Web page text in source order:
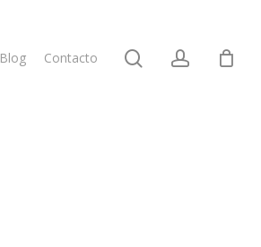
Blog Contacto searchaccount